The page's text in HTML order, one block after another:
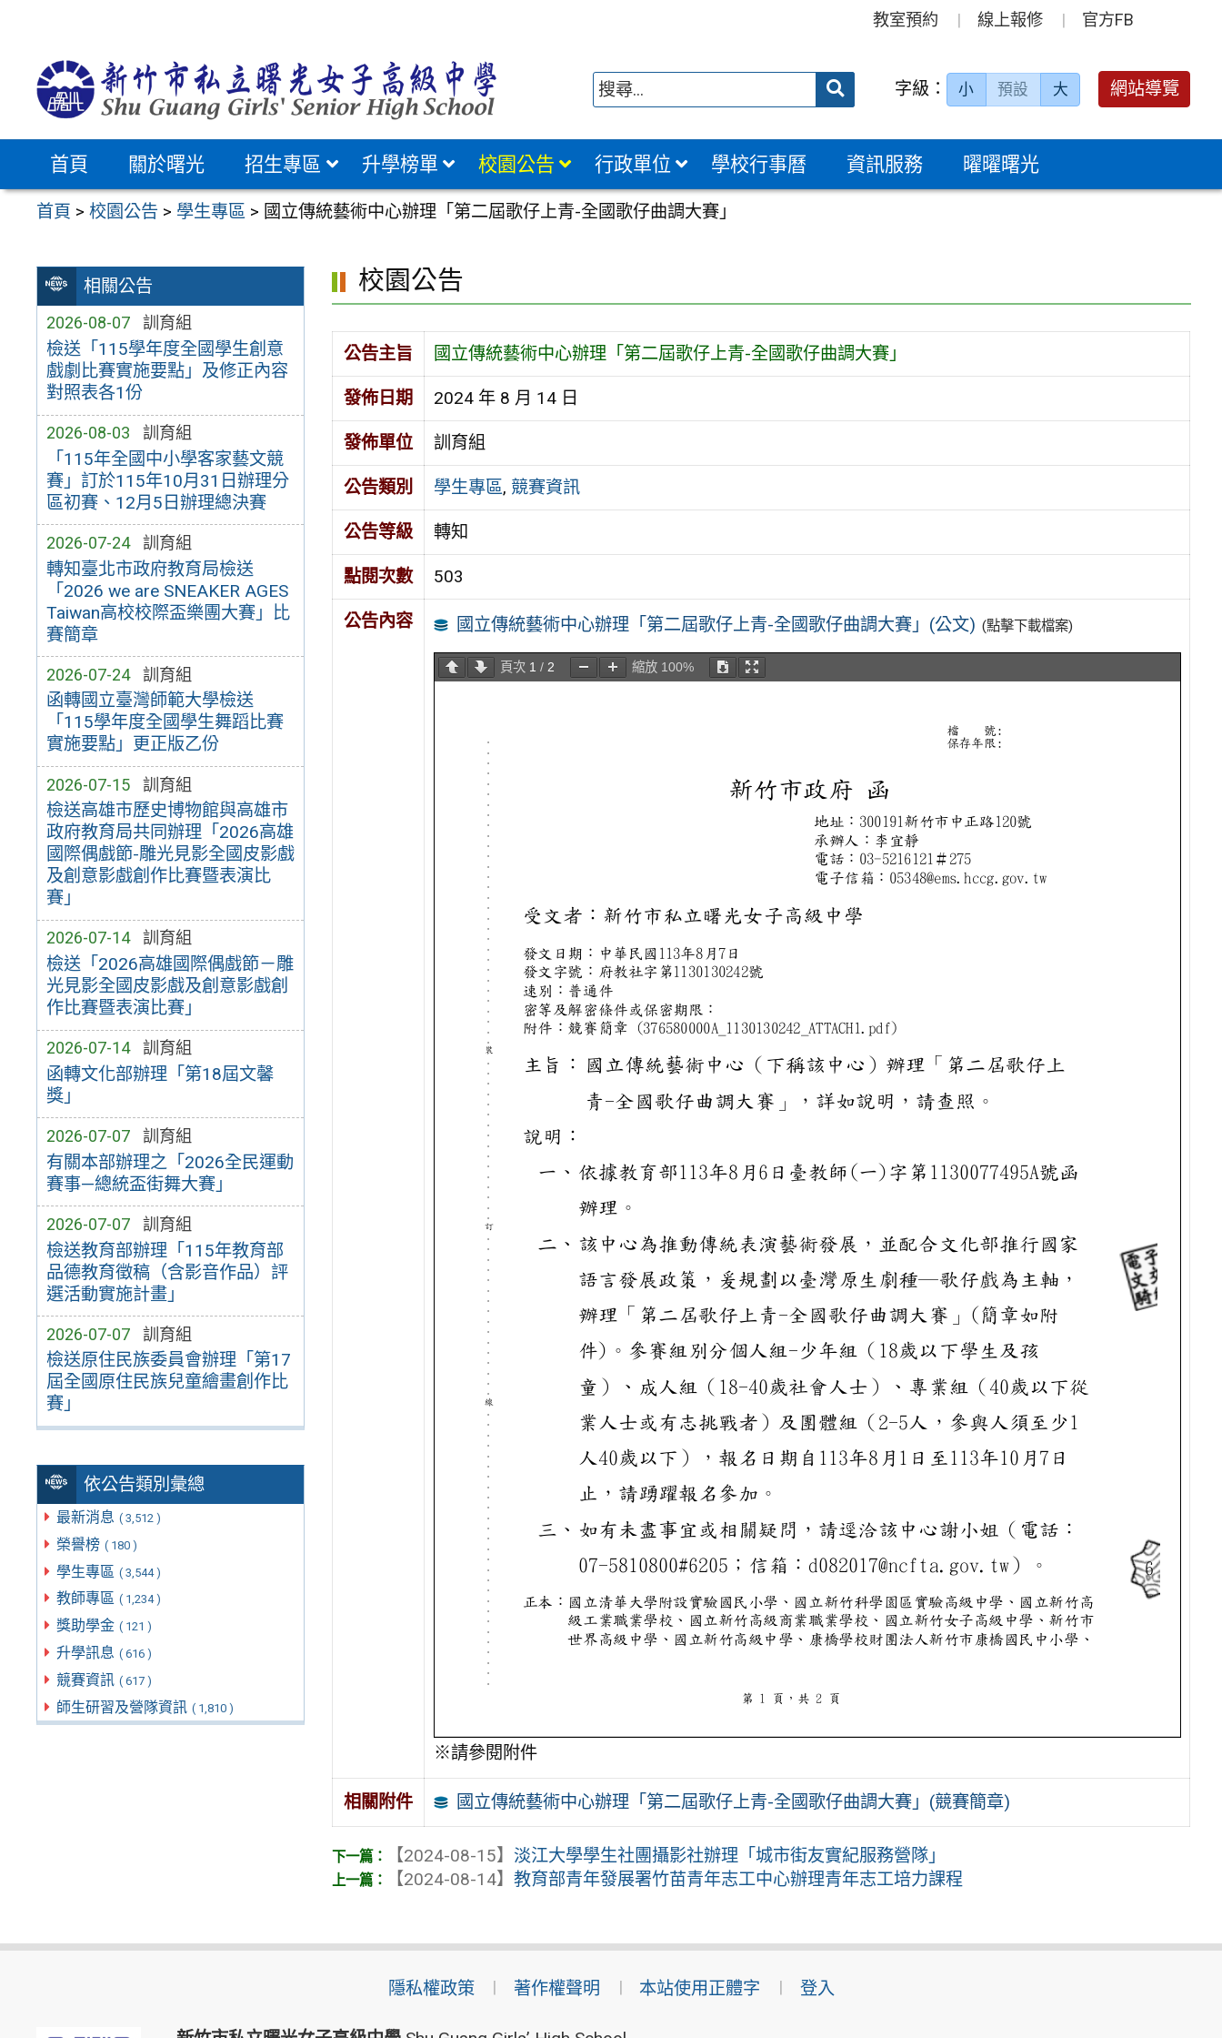
教室預約 線上報修 官方FB
送出 字級： 小 預設 大 網站導覽
首頁 關於曙光 招生專區 升學榜單 校園公告 行政單位 學校行事曆 資訊服務 曜曜曙光
首頁 >校園公告 > 學生專區 > 國立傳統藝術中心辦理「第二屆歌仔上青-全國歌仔曲調大賽」
相關公告
2026-08-07 訓育組
檢送「115學年度全國學生創意
戲劇比賽實施要點」及修正內容
對照表各1份
2026-08-03 訓育組
「115年全國中小學客家藝文競
賽」訂於115年10月31日辦理分
區初賽、12月5日辦理總決賽
2026-07-24 訓育組
轉知臺北市政府教育局檢送
「2026 we are SNEAKER AGES
Taiwan高校校際盃樂團大賽」比
賽簡章
2026-07-24 訓育組
函轉國立臺灣師範大學檢送
「115學年度全國學生舞蹈比賽
實施要點」更正版乙份
2026-07-15 訓育組
檢送高雄市歷史博物館與高雄市
政府教育局共同辦理「2026高雄
國際偶戲節-雕光見影全國皮影戲
及創意影戲創作比賽暨表演比
賽」
2026-07-14 訓育組
檢送「2026高雄國際偶戲節－雕
光見影全國皮影戲及創意影戲創
作比賽暨表演比賽」
2026-07-14 訓育組
函轉文化部辦理「第18屆文馨
獎」
2026-07-07 訓育組
有關本部辦理之「2026全民運動
賽事—總統盃街舞大賽」
2026-07-07 訓育組
檢送教育部辦理「115年教育部
品德教育徵稿（含影音作品）評
選活動實施計畫」
2026-07-07 訓育組
檢送原住民族委員會辦理「第17
屆全國原住民族兒童繪畫創作比
賽」
依公告類別彙總
最新消息 ( 3,512 )
榮譽榜 ( 180 )
學生專區 ( 3,544 )
教師專區 ( 1,234 )
獎助學金 ( 121 )
升學訊息 ( 616 )
競賽資訊 ( 617 )
師生研習及營隊資訊 ( 1,810 )
校園公告
公告主旨 國立傳統藝術中心辦理「第二屆歌仔上青-全國歌仔曲調大賽」
發佈日期 2024 年 8 月 14 日
發佈單位 訓育組
公告類別 學生專區, 競賽資訊
公告等級 轉知
點閱次數 503
公告內容 國立傳統藝術中心辦理「第二屆歌仔上青-全國歌仔曲調大賽」(公文) (點擊下載檔案)
頁次 1 / 2 縮放 100%
※請參閱附件
相關附件 國立傳統藝術中心辦理「第二屆歌仔上青-全國歌仔曲調大賽」(競賽簡章)
【2024-08-15】 淡江大學學生社團攝影社辦理「城市街友實紀服務營隊」
【2024-08-14】教育部青年發展署竹苗青年志工中心辦理青年志工培力課程
隱私權政策 著作權聲明 本站使用正體字 登入